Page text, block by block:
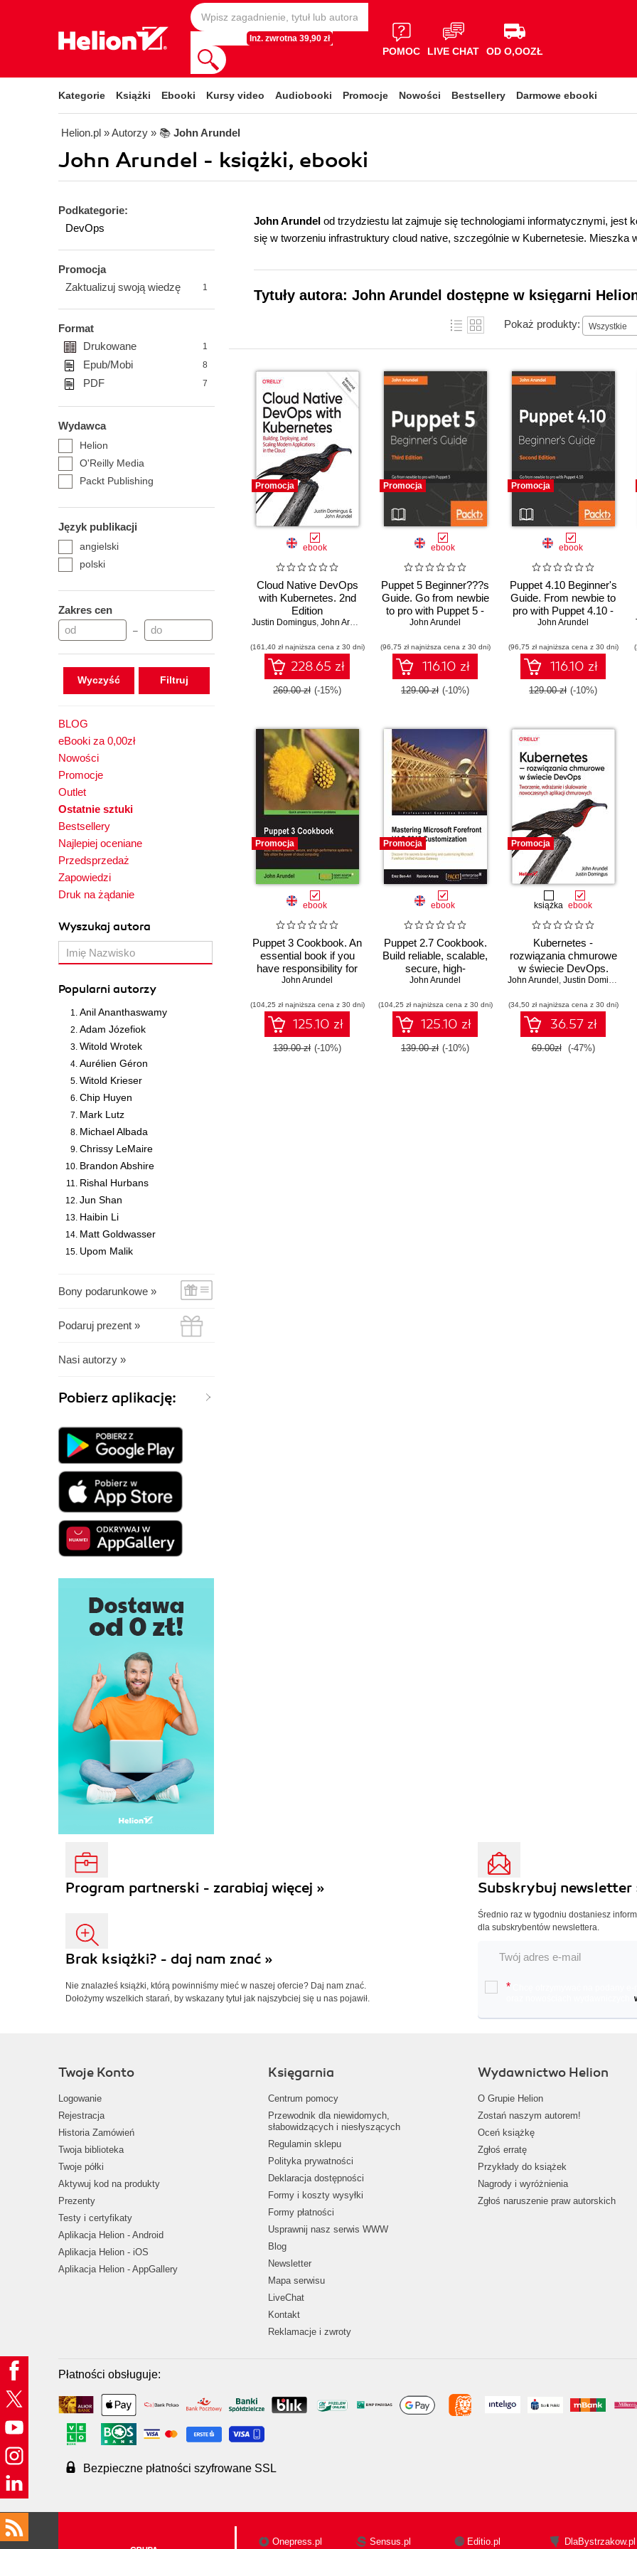
Inż. zwrotna 39,90 zł
POMOC LIVE CHAT OD O,OOZŁ
Kategorie Książki Ebooki Kursy video Audiobooki Promocje Nowości Bestsellery Darmowe ebooki
Helion.pl » Autorzy » 📚 John Arundel
John Arundel - książki, ebooki
Podkategorie:
DevOps
Promocja
Zaktualizuj swoją wiedzę
1
Format
Drukowane
1
Epub/Mobi 8
PDF 7
Wydawca
Helion
O'Reilly Media
Packt Publishing
Język publikacji
angielski
polski
Zakres cen
–
Wyczyść
BLOG
eBooki za 0,00zł
Nowości
Promocje
Outlet
Ostatnie sztuki
Bestsellery
Najlepiej oceniane
Przedsprzedaż
Zapowiedzi
Druk na żądanie
Wyszukaj autora
Popularni autorzy
Anil Ananthaswamy
Adam Józefiok
Witold Wrotek
Aurélien Géron
Witold Krieser
Chip Huyen
Mark Lutz
Michael Albada
Chrissy LeMaire
Brandon Abshire
Rishal Hurbans
Jun Shan
Haibin Li
Matt Goldwasser
Upom Malik
Bony podarunkowe »
Podaruj prezent »
Nasi autorzy »
Pobierz aplikację:
John Arundel od trzydziestu lat zajmuje się technologiami informatycznymi, jest
się w tworzeniu infrastruktury cloud native, szczególnie w Kubernetesie. Mieszka
Tytuły autora: John Arundel dostępne w księgarni
Pokaż produkty: Wszystkie
Promocja
ebook
Cloud Native DevOps
with Kubernetes. 2nd
Edition
Justin Domingus, John Arundel
(161,40 zł najniższa cena z 30 dni)
228.65 zł
269.00 zł (-15%)
Promocja
ebook
Puppet 5 Beginner???s
Guide. Go from newbie
to pro with Puppet 5 -
Third Edition
John Arundel
(96,75 zł najniższa cena z 30 dni)
116.10 zł
129.00 zł (-10%)
Promocja
ebook
Puppet 4.10 Beginner's
Guide. From newbie to
pro with Puppet 4.10 -
Second Edition
John Arundel
(96,75 zł najniższa cena z 30 dni)
116.10 zł
129.00 zł (-10%)
Promocja
ebook
Puppet 3 Cookbook. An
essential book if you
have responsibility for
servers. Real-world
give you Puppet
expertise, allowing
more control over
servers, cloud
John Arundel
(104,25 zł najniższa cena z 30 dni)
125.10 zł
139.00 zł (-10%)
Promocja
ebook
Puppet 2.7 Cookbook.
Build reliable, scalable,
secure, high-
performance systems
of cloud computing
John Arundel
(104,25 zł najniższa cena z 30 dni)
125.10 zł
139.00 zł (-10%)
Promocja
książka ebook
Kubernetes -
rozwiązania chmurowe
w świecie DevOps.
Tworzenie, wdrażanie i
nowoczesnych aplikacji
chmurowych
John Arundel , Justin Domingus
(34,50 zł najniższa cena z 30 dni)
36.57 zł
69.00zł (-47%)
Program partnerski - zarabiaj więcej »
Brak książki? - daj nam znać »
Nie znalazłeś książki, którą powinniśmy mieć w naszej ofercie? Daj nam znać.
Dołożymy wszelkich starań, by wskazany tytuł jak najszybciej się u nas pojawił.
Subskrybuj newsletter
Średnio raz w tygodniu dostaniesz
dla subskrybentów newslettera.
*
Twoje Konto
Logowanie
Rejestracja
Historia Zamówień
Twoja biblioteka
Twoje półki
Aktywuj kod na produkty
Prezenty
Testy i certyfikaty
Aplikacja Helion - Android
Aplikacja Helion - iOS
Aplikacja Helion - AppGallery
Księgarnia
Centrum pomocy
Przewodnik dla niewidomych,
słabowidzących i niesłyszących
Regulamin sklepu
Polityka prywatności
Deklaracja dostępności
Formy i koszty wysyłki
Formy płatności
Usprawnij nasz serwis WWW
Blog
Newsletter
Mapa serwisu
LiveChat
Kontakt
Reklamacje i zwroty
Wydawnictwo Helion
O Grupie Helion
Zostań naszym autorem!
Oceń książkę
Zgłoś erratę
Przykłady do książek
Nagrody i wyróżnienia
Zgłoś naruszenie praw autorskich
Płatności obsługuje:
Bezpieczne płatności szyfrowane SSL
Onepress.pl Sensus.pl Editio.pl DlaBystrzakow.pl